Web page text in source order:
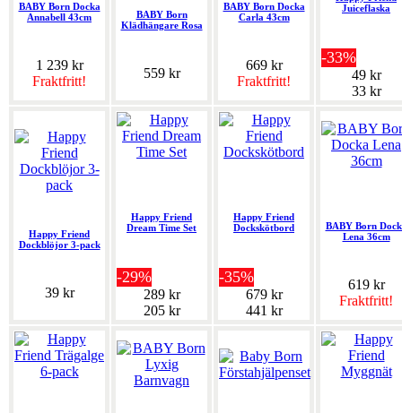
BABY Born Docka
Annabell 43cm
1 239 kr
Fraktfritt!
BABY Born
Klädhängare Rosa
559 kr
BABY Born Docka
Carla 43cm
669 kr
Fraktfritt!
Juiceflaska
-33%
49 kr
33 kr
Happy Friend
Dockblöjor 3-pack
39 kr
Happy Friend
Dream Time Set
-29%
289 kr
205 kr
Happy Friend
Dockskötbord
-35%
679 kr
441 kr
BABY Born
Lena 36cm
619 kr
Fraktfritt!